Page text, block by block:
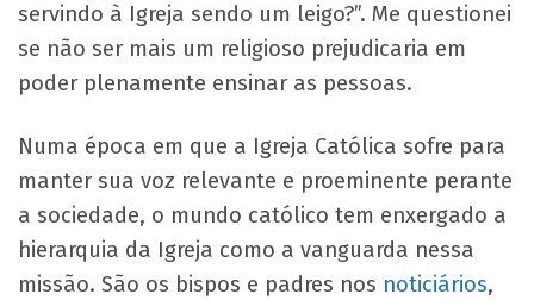
servindo à Igreja sendo um leigo?”. Me questionei
se não ser mais um religioso prejudicaria em
poder plenamente ensinar as pessoas.
Numa época em que a Igreja Católica sofre para
manter sua voz relevante e proeminente perante
a sociedade, o mundo católico tem enxergado a
hierarquia da Igreja como a vanguarda nessa
missão. São os bispos e padres nos noticiários,